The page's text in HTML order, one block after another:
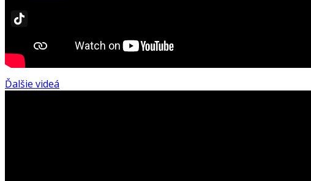
Ďalšie videá